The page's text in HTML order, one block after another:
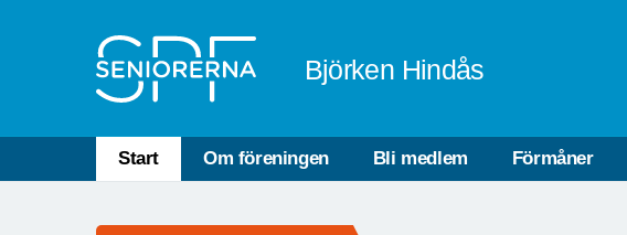
Björken Hindås
Start Om föreningen Bli medlem Förmåner
SPF
Läs och